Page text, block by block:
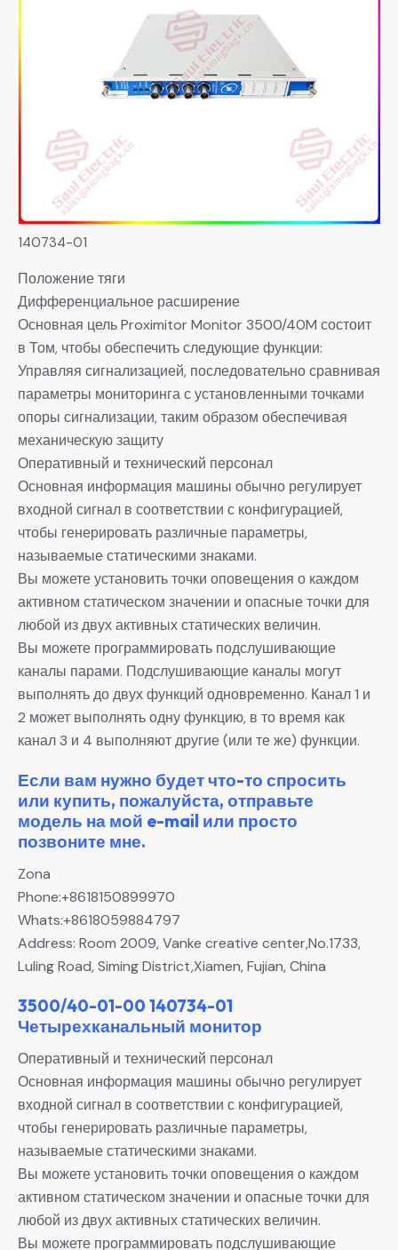
140734-01
Положение тяги
Дифференциальное расширение
Основная цель Proximitor Monitor 3500/40M состоит
в Том, чтобы обеспечить следующие функции:
Управляя сигнализацией, последовательно сравнивая
параметры мониторинга с установленными точками
опоры сигнализации, таким образом обеспечивая
механическую защиту
Оперативный и технический персонал
Основная информация машины обычно регулирует
входной сигнал в соответствии с конфигурацией,
чтобы генерировать различные параметры,
называемые статическими знаками.
Вы можете установить точки оповещения о каждом
активном статическом значении и опасные точки для
любой из двух активных статических величин.
Вы можете программировать подслушивающие
каналы парами. Подслушивающие каналы могут
выполнять до двух функций одновременно. Канал 1 и
2 может выполнять одну функцию, в то время как
канал 3 и 4 выполняют другие (или те же) функции.
Если вам нужно будет что-то спросить
или купить, пожалуйста, отправьте
модель на мой e-mail или просто
позвоните мне.
Zona
Phone:+8618150899970
Whats:+8618059884797
Address: Room 2009, Vanke creative center,No.1733,
Luling Road, Siming District,Xiamen, Fujian, China
3500/40-01-00 140734-01
Четырехканальный монитор
Оперативный и технический персонал
Основная информация машины обычно регулирует
входной сигнал в соответствии с конфигурацией,
чтобы генерировать различные параметры,
называемые статическими знаками.
Вы можете установить точки оповещения о каждом
активном статическом значении и опасные точки для
любой из двух активных статических величин.
Вы можете программировать подслушивающие